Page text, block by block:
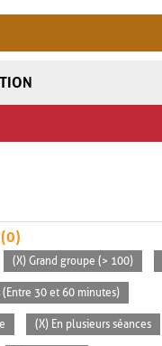
(0)
(X) Grand groupe (> 100)
30 et 60 minutes)
(X) En plusieurs séances